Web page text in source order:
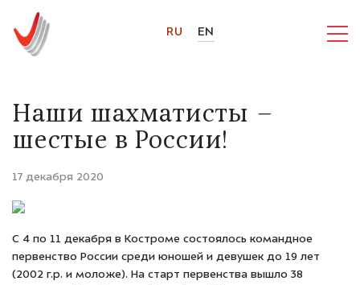
RU EN
Наши шахматисты –
шестые в России!
17 декабря 2020
С 4 по 11 декабря в Костроме состоялось командное
первенство России среди юношей и девушек до 19 лет
(2002 г.р. и моложе). На старт первенства вышло 38